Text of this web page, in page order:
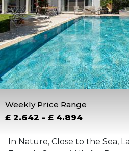
Weekly Price Range
£ 2.642 - £ 4.894
In Nature, Close to the Sea,